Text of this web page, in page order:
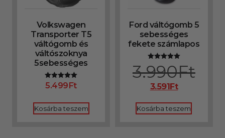
Volkswagen
Transporter T5
váltógomb és
váltószoknya
5sebességes
Értékelés:
5.00
5.499Ft
Kosárba teszem
Ford váltógomb 5
sebességes
fekete számlapos
Értékelés:
5.00
/ 5
3.990Ft
3.591Ft
Kosárba teszem